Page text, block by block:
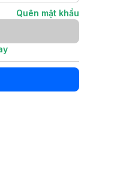
Quên mật khẩu